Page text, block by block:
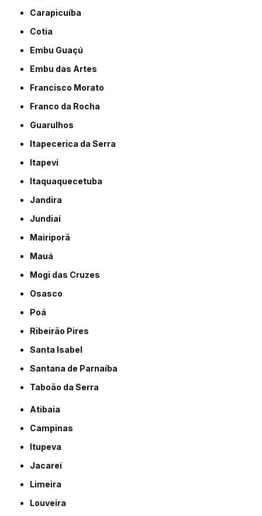
Carapicuíba
Cotia
Embu Guaçú
Embu das Artes
Francisco Morato
Franco da Rocha
Guarulhos
Itapecerica da Serra
Itapevi
Itaquaquecetuba
Jandira
Jundiaí
Mairiporã
Mauá
Mogi das Cruzes
Osasco
Poá
Ribeirão Pires
Santa Isabel
Santana de Parnaíba
Taboão da Serra
Atibaia
Campinas
Itupeva
Jacareí
Limeira
Louveira